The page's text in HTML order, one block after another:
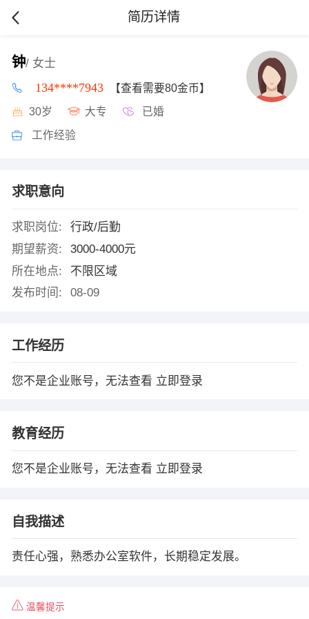
简历详情
钟/ 女士
134****7943 【查看需要80金币】
30岁 大专 已婚
工作经验
求职意向
求职岗位:
行政/后勤
期望薪资:
3000-4000元
所在地点:
不限区域
发布时间:
08-09
工作经历
您不是企业账号，无法查看 立即登录
教育经历
您不是企业账号，无法查看 立即登录
自我描述
责任心强，熟悉办公室软件，长期稳定发展。
温馨提示